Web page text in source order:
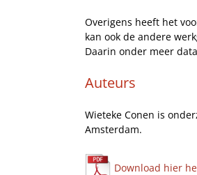
Overigens heeft het
kan ook de andere
Daarin onder meer
Auteurs
Wieteke Conen is
Amsterdam.
Download hier